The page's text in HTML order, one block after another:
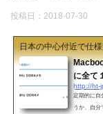
投稿日： 2018-07-30
日本の中心付近で仕
に全て
http://ht-
定期的に自
うか、自分